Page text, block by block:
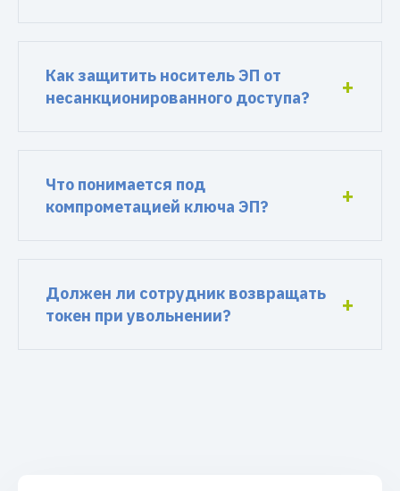
Как защитить носитель ЭП от
несанкционированного доступа?
Что понимается под
компрометацией ключа ЭП?
Должен ли сотрудник возвращать
токен при увольнении?